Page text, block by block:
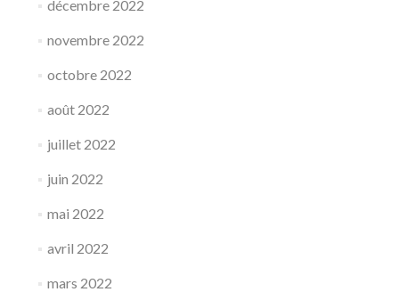
décembre 2022
novembre 2022
octobre 2022
août 2022
juillet 2022
juin 2022
mai 2022
avril 2022
mars 2022